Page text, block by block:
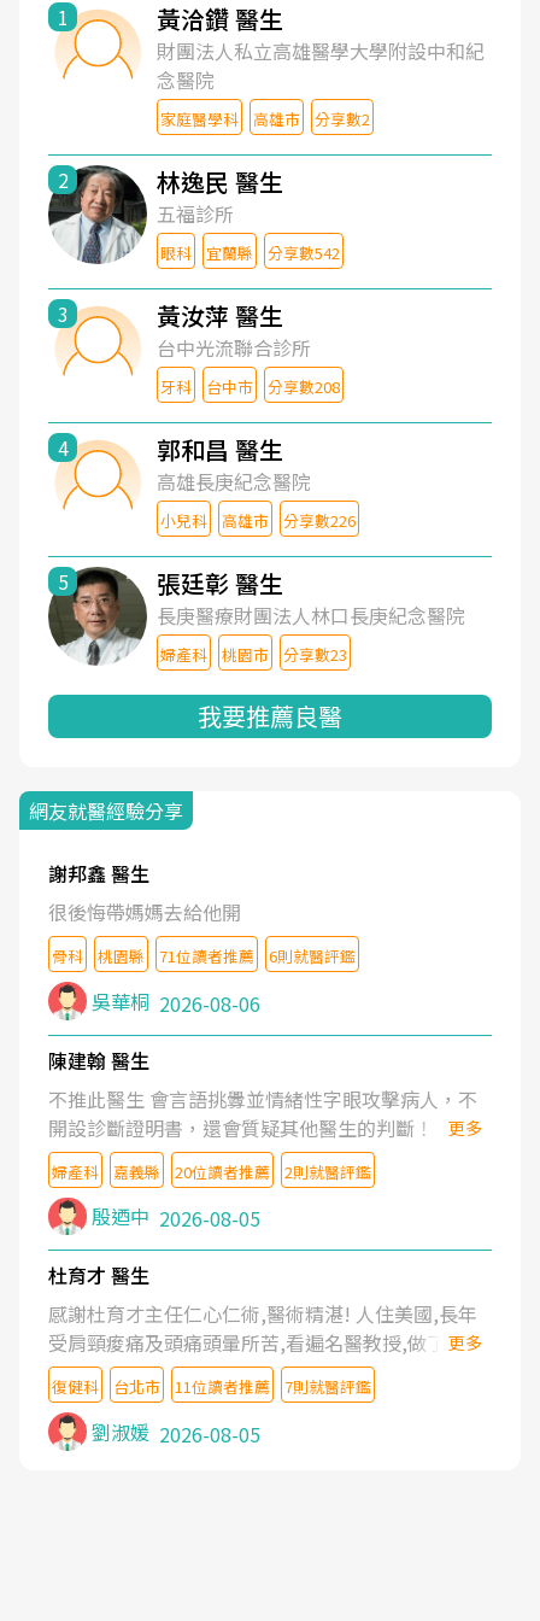
1 黃洽鑽 醫生
財團法人私立高雄醫學大學附設中和紀
念醫院
家庭醫學科 高雄市 分享數2
2 林逸民 醫生
五福診所
眼科 宜蘭縣 分享數542
3 黃汝萍 醫生
台中光流聯合診所
牙科 台中市 分享數208
4 郭和昌 醫生
高雄長庚紀念醫院
小兒科 高雄市 分享數226
5 張廷彰 醫生
長庚醫療財團法人林口長庚紀念醫院
婦產科 桃園市 分享數23
我要推薦良醫
網友就醫經驗分享
謝邦鑫 醫生
很後悔帶媽媽去給他開
骨科 桃園縣 71位讀者推薦 6則就醫評鑑
吳華桐 2026-08-06
陳建翰 醫生
不推此醫生 會言語挑釁並情緒性字眼攻擊病人，不
開設診斷證明書，還會質疑其他醫生的判斷！
更多
婦產科 嘉義縣 20位讀者推薦 2則就醫評鑑
殷迺中 2026-08-05
杜育才 醫生
感謝杜育才主任仁心仁術,醫術精湛! 人住美國,長年
受肩頸痠痛及頭痛頭暈所苦,看遍名醫教授,做了各種
檢查,也嘗試過西醫打針,中醫針灸及物理徒手治療都
沒有用,後來連吃到嗎啡類止痛藥都效果有限,只是壓
症狀,沒多久就痛起來,多年失眠嚴重影響生活品質.
台灣親友介紹忠孝醫院杜育才主任是頸頭症候群專
更多
復健科 台北市 11位讀者推薦 7則就醫評鑑
劉淑媛 2026-08-05